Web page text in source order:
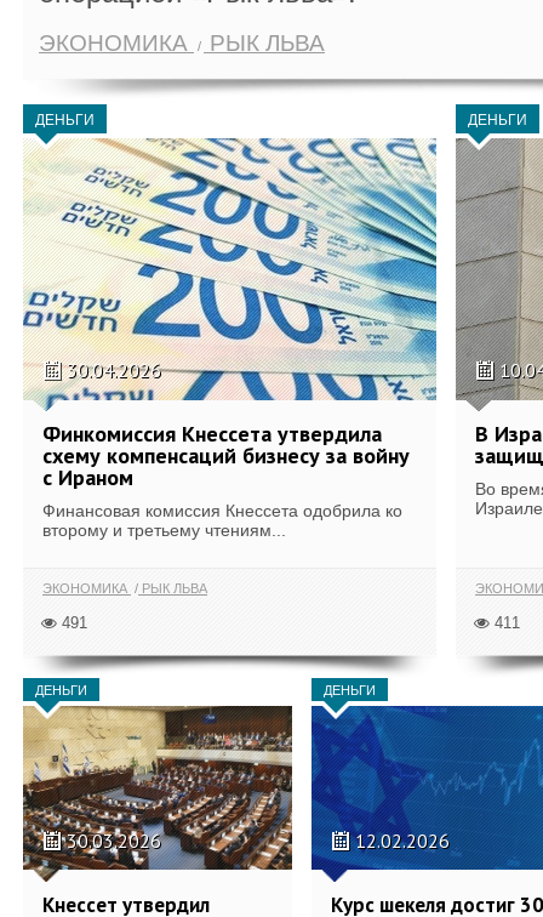
ЭКОНОМИКА РЫК ЛЬВА
ДЕНЬГИ
30.04.2026
Финкомиссия Кнессета утвердила
схему компенсаций бизнесу за войну
с Ираном
Финансовая комиссия Кнессета одобрила ко
второму и третьему чтениям...
ЭКОНОМИКА РЫК ЛЬВА
491
ДЕНЬГИ
В
Во
411
ДЕНЬГИ
30.03.2026
Кнессет утвердил
ДЕНЬГИ
12.02.2026
Курс шекеля достиг